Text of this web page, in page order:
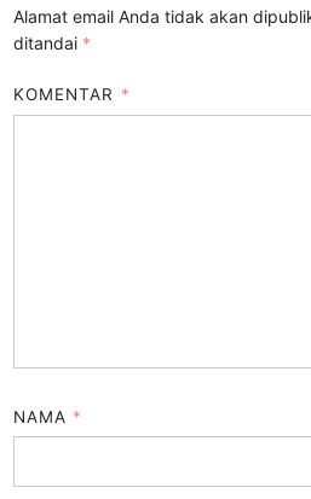
Alamat email Anda tidak akan
ditandai *
KOMENTAR *
NAMA *